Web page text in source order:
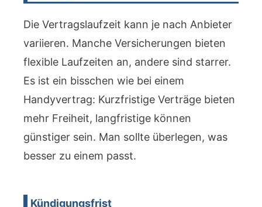
Die Vertragslaufzeit kann je nach Anbieter
variieren. Manche Versicherungen bieten
flexible Laufzeiten an, andere sind starrer.
Es ist ein bisschen wie bei einem
Handyvertrag: Kurzfristige Verträge bieten
mehr Freiheit, langfristige können
günstiger sein. Man sollte überlegen, was
besser zu einem passt.
Kündigungsfrist